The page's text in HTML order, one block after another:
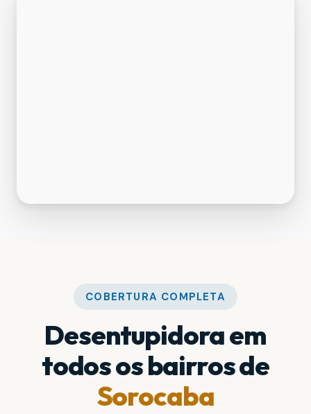
COBERTURA COMPLETA
Desentupidora em
todos os bairros de
Sorocaba